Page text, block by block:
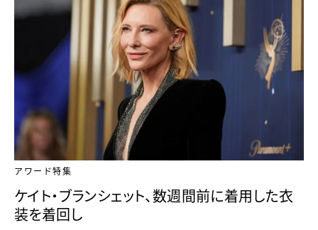
アワード特集
ケイト・ブランシェット、数週間前に着用した衣
装を着回し